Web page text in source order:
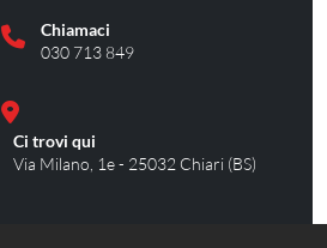
Chiamaci
030 713 849
Ci trovi qui
Via Milano, 1e - 25032 Chiari (BS)